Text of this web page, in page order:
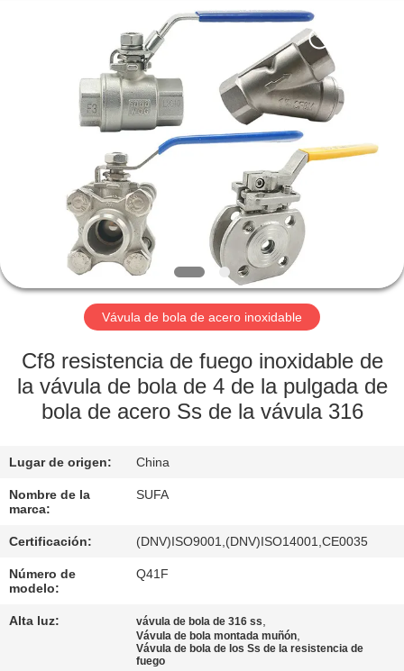
PRODUCTOS
SOBRE
NOSOTROS
RECORRIDO
POR
LA
FÁBRICA
CONTROL
DE
CALIDAD
CONTACTA
CON
NOSOTROS
Vávula de bola de acero inoxidable
Cf8 resistencia de fuego inoxidable de
la vávula de bola de 4 de la pulgada de
bola de acero Ss de la vávula 316
Lugar de origen: China
Nombre de la
marca:
SUFA
Certificación: (DNV)ISO9001,(DNV)ISO14001,CE0035
Número de
modelo:
Q41F
Alta luz: vávula de bola de 316 ss,
Vávula de bola montada muñón,
Vávula de bola de los Ss de la resistencia de
fuego